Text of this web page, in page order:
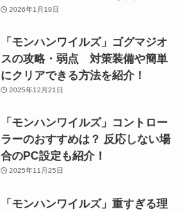
2026年1月19日
「モンハンワイルズ」ゴグマジオ
スの攻略・弱点 対策装備や簡単
にクリアできる方法を紹介！
2025年12月21日
「モンハンワイルズ」コントロー
ラーのおすすめは？ 反応しない場
合のPC設定も紹介！
2025年11月25日
「モンハンワイルズ」重すぎる理